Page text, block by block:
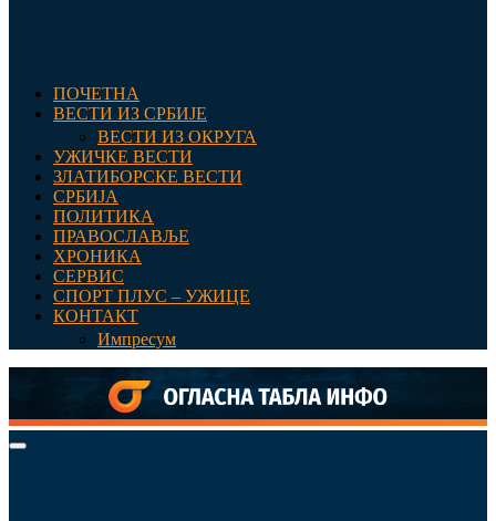
ПОЧЕТНА
ВЕСТИ ИЗ СРБИЈЕ
ВЕСТИ ИЗ ОКРУГА
УЖИЧКЕ ВЕСТИ
ЗЛАТИБОРСКЕ ВЕСТИ
СРБИЈА
ПОЛИТИКА
ПРАВОСЛАВЉЕ
ХРОНИКА
СЕРВИС
СПОРТ ПЛУС – УЖИЦЕ
КОНТАКТ
Импресум
Primary